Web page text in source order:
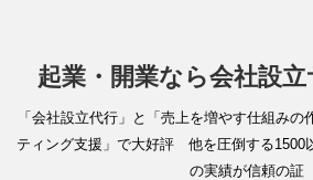
起業・開業なら会社設
「会社設立代行」と「売上を増やす仕組みの
ティング支援」で大好評 他を圧倒する1500
の実績が信頼の証